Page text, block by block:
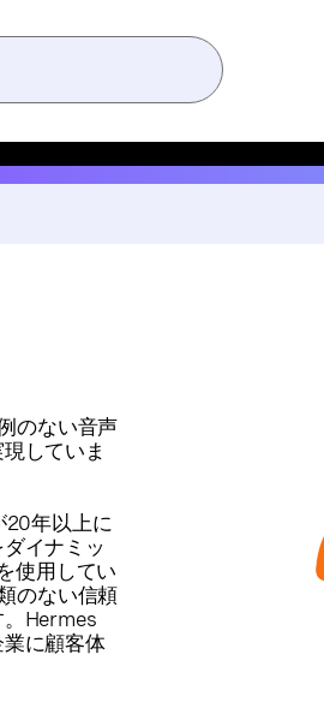
のない音声
していま
年以上に
イナミッ
使用してい
のない信頼
Hermes
に顧客体